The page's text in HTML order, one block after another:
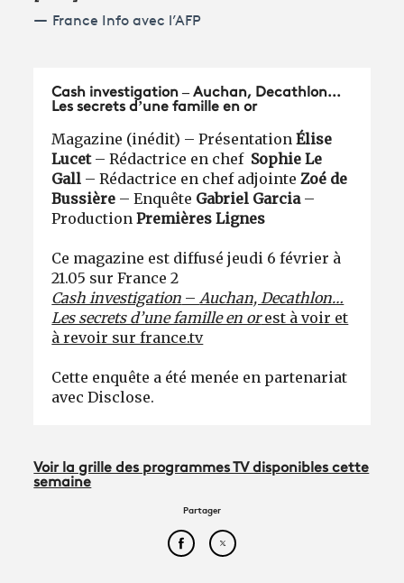
France Info avec l’AFP
Cash investigation – Auchan, Decathlon...
Les secrets d’une famille en or
Magazine (inédit) – PrésentationÉlise
Lucet– Rédactrice en chef Sophie Le
Gall – Rédactrice en chef adjointeZoé de
Bussière – Enquête Gabriel Garcia –
ProductionPremières Lignes
Ce magazine est diffusé jeudi 6 février à
21.05 sur France 2
Cash investigation – Auchan, Decathlon…
Les secrets d’une famille en orest à voir et
à revoir sur france.tv
Cette enquête a été menée en partenariat
avec Disclose.
Voir la grille des programmes TV disponibles cette
semaine
Partager
Partager cet article sur
Partager cet article sur